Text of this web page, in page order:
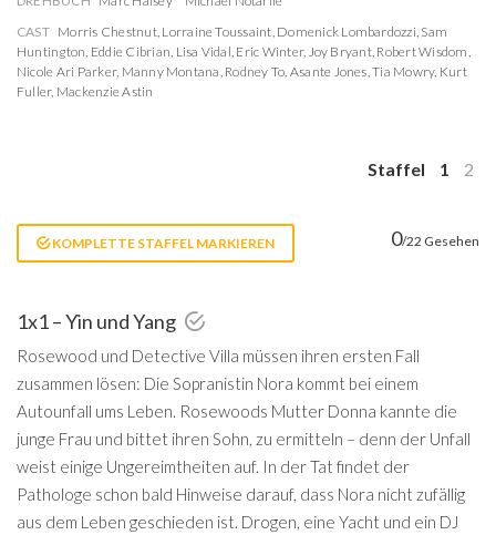
CAST Morris Chestnut, Lorraine Toussaint, Domenick Lombardozzi, Sam
Huntington, Eddie Cibrian, Lisa Vidal, Eric Winter, Joy Bryant, Robert Wisdom,
Nicole Ari Parker, Manny Montana, Rodney To, Asante Jones,Tia Mowry, Kurt
Fuller, Mackenzie Astin
Staffel 1 2
KOMPLETTE STAFFEL MARKIEREN 0/22 Gesehen
1x1 – Yin und Yang
Rosewood und Detective Villa müssen ihren ersten Fall
zusammen lösen: Die Sopranistin Nora kommt bei einem
Autounfall ums Leben. Rosewoods Mutter Donna kannte die
junge Frau und bittet ihren Sohn, zu ermitteln – denn der Unfall
weist einige Ungereimtheiten auf. In der Tat findet der
Pathologe schon bald Hinweise darauf, dass Nora nicht zufällig
aus dem Leben geschieden ist. Drogen, eine Yacht und ein DJ